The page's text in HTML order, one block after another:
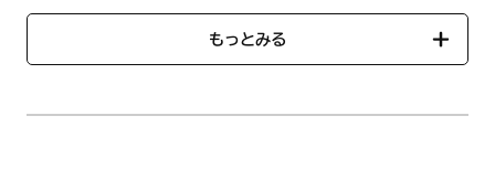
N3S12PWAS6STE 12A13A
N3S13PWASKSTE LPG
N3S13PWAS6STE LPG
もっとみる